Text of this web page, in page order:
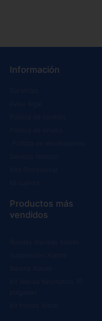
Información
Productos más
vendidos